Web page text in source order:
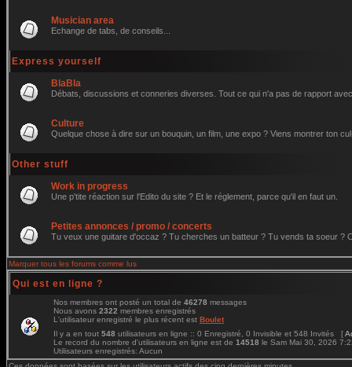
Musician area
Echange de tabs, de conseils...
Express yourself
BlaBla
Débats, discussions et conneries diverses. Tout ce qui n'a pas de rapport
Culture
Quelque chose à dire sur un bouquin, un film, une expo ? Viens montrer ton
Other stuff
Work in progress
Une p'tite réaction sur l'Edito du site ? Et le réglement, parce qu'il en faut un.
Petites annonces / promo / concerts
Tu veux une guitare d'occaz ? Tu cherches un batteur ? Tu vends ta soeur ?
Marquer tous les forums comme lus
Qui est en ligne ?
Nos membres ont posté un total de 46278 messages
Nous avons 2322 membres enregistrés
L'utilisateur enregistré le plus récent est Boulet
Il y a en tout 548 utilisateurs en ligne :: 0 Enregistré, 0 Invisible et 548 Invités [
Le record du nombre d'utilisateurs en ligne est de 14518 le Sam Mai 30, 2026
Utilisateurs enregistrés: Aucun